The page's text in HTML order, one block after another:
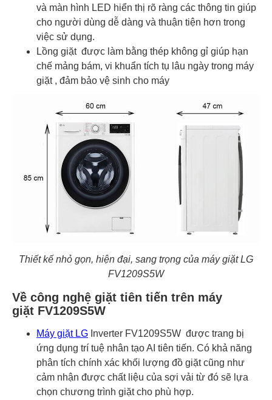
và màn hình LED hiển thị rõ ràng các thông tin giúp
cho người dùng dễ dàng và thuận tiện hơn trong
việc sử dụng.
Lồng giặt được làm bằng thép không gỉ giúp hạn
chế mảng bám, vi khuẩn tích tụ lâu ngày trong máy
giặt , đảm bảo vệ sinh cho máy
Thiết kế nhỏ gọn, hiện đại, sang trọng của máy giặt LG
FV1209S5W
Về công nghệ giặt tiên tiến trên máy
giặt FV1209S5W
Máy giặt LG Inverter FV1209S5W được trang bị
ứng dụng trí tuệ nhân tạo AI tiên tiến. Có khả năng
phân tích chính xác khối lượng đồ giặt cũng như
cảm nhận được chất liệu của sợi vải từ đó sẽ lựa
chọn chương trình giặt cho phù hợp.